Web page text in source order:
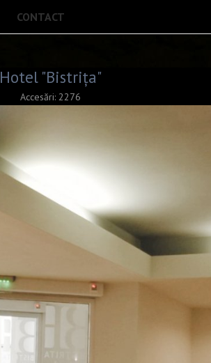
CONTACT
Hotel "Bistrița"
Accesări: 2276